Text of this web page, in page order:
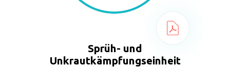
Sprüh- und
Unkrautkämpfungseinheit